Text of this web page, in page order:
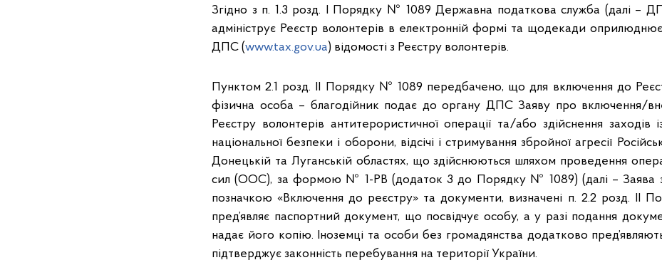
Згідно з п. 1.3 розд. І Порядку № 1089 Державна податкова служба (далі –
адмініструє Реєстр волонтерів в електронній формі та щодекади
ДПС (www.tax.gov.ua) відомості з Реєстру волонтерів.
Пунктом 2.1 розд. ІІ Порядку № 1089 передбачено, що для включення до
фізична особа – благодійник подає до органу ДПС Заяву про включення/
Реєстру волонтерів антитерористичної операції та/або здійснення заходів
національної безпеки і оборони, відсічі і стримування збройної агресії
Донецькій та Луганській областях, що здійснюються шляхом проведення
сил (ООС), за формою № 1-РВ (додаток 3 до Порядку № 1089) (далі – Заява
позначкою «Включення до реєстру» та документи, визначені п. 2.2 розд. ІІ
пред’являє паспортний документ, що посвідчує особу, а у разі подання
надає його копію. Іноземці та особи без громадянства додатково
підтверджує законність перебування на території України.